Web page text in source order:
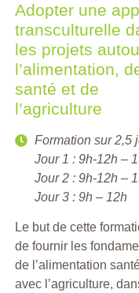
Adopter une
transculturelle
les projets
l’alimentation,
santé et de
l’agriculture
Formation sur 2,5
Jour 1 : 9h-12h –
Jour 2 : 9h-12h –
Jour 3 : 9h – 12h
Le but de cette
de fournir les
de l’alimentation
avec l’agriculture,